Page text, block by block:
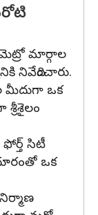
మెట్రో మార్గాల
నివేదించారు.
మీదుగా ఒక
ఫోర్త్ సిటీ
ఒక